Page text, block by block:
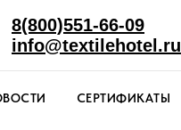
8(800)551-66-09
info@textilehotel.ru
СЕРТИФИКАТЫ